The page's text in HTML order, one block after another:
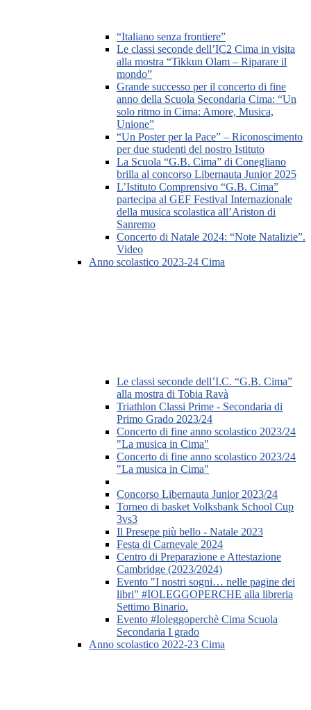
“Italiano senza frontiere”
Le classi seconde dell’IC2 Cima in visita
alla mostra “Tikkun Olam – Riparare il
mondo”
Grande successo per il concerto di fine
anno della Scuola Secondaria Cima: “Un
solo ritmo in Cima: Amore, Musica,
Unione”
“Un Poster per la Pace” – Riconoscimento
per due studenti del nostro Istituto
La Scuola “G.B. Cima” di Conegliano
brilla al concorso Libernauta Junior 2025
L’Istituto Comprensivo “G.B. Cima”
partecipa al GEF Festival Internazionale
della musica scolastica all’Ariston di
Sanremo
Concerto di Natale 2024: “Note Natalizie”.
Video
Anno scolastico 2023-24 Cima
Le classi seconde dell’I.C. “G.B. Cima”
alla mostra di Tobia Ravà
Triathlon Classi Prime - Secondaria di
Primo Grado 2023/24
Concerto di fine anno scolastico 2023/24
"La musica in Cima"
Concerto di fine anno scolastico 2023/24
"La musica in Cima"
Concorso Libernauta Junior 2023/24
Torneo di basket Volksbank School Cup
3vs3
Il Presepe più bello - Natale 2023
Festa di Carnevale 2024
Centro di Preparazione e Attestazione
Cambridge (2023/2024)
Evento "I nostri sogni… nelle pagine dei
libri" #IOLEGGOPERCHE alla libreria
Settimo Binario.
Evento #Ioleggoperchè Cima Scuola
Secondaria I grado
Anno scolastico 2022-23 Cima